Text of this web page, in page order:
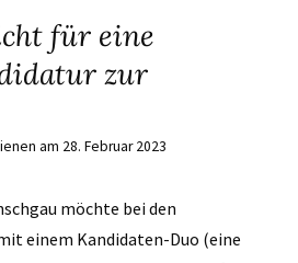
für eine
zur
am 28. Februar 2023
möchte bei den
einem Kandidaten-Duo (eine